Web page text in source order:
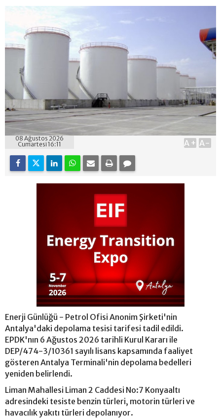
08 Ağustos 2026
Cumartesi 16:11
A+ A-
Enerji Günlüğü - Petrol Ofisi Anonim Şirketi'nin
Antalya'daki depolama tesisi tarifesi tadil edildi.
EPDK'nın 6 Ağustos 2026 tarihli Kurul Kararı ile
DEP/474-3/10361 sayılı lisans kapsamında faaliyet
gösteren Antalya Terminali'nin depolama bedelleri
yeniden belirlendi.
Liman Mahallesi Liman 2 Caddesi No:7 Konyaaltı
adresindeki tesiste benzin türleri, motorin türleri ve
havacılık yakıtı türleri depolanıyor.